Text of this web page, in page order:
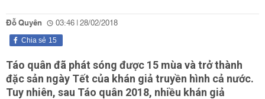
Đỗ Quyên 03:46 | 28/02/2018
15
Chia sẻ
Táo quân đã phát sóng được 15 mùa và trở thành
đặc sản ngày Tết của khán giả truyền hình cả nước.
Tuy nhiên, sau Táo quân 2018, nhiều khán giả